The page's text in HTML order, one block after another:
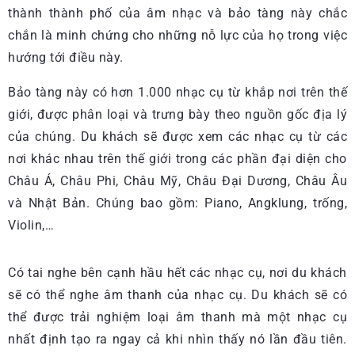
thành thành phố của âm nhạc và bảo tàng này chắc
chắn là minh chứng cho những nỗ lực của họ trong việc
hướng tới điều này.
Bảo tàng này có hơn 1.000 nhạc cụ từ khắp nơi trên thế
giới, được phân loại và trưng bày theo nguồn gốc địa lý
của chúng. Du khách sẽ được xem các nhạc cụ từ các
nơi khác nhau trên thế giới trong các phần đại diện cho
Châu Á, Châu Phi, Châu Mỹ, Châu Đại Dương, Châu Âu
và Nhật Bản. Chúng bao gồm: Piano, Angklung, trống,
Violin,…
Có tai nghe bên cạnh hầu hết các nhạc cụ, nơi du khách
sẽ có thể nghe âm thanh của nhạc cụ. Du khách sẽ có
thể được trải nghiệm loại âm thanh mà một nhạc cụ
nhất định tạo ra ngay cả khi nhìn thấy nó lần đầu tiên.